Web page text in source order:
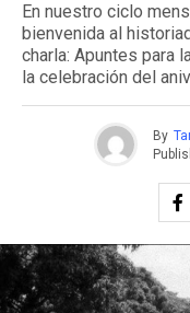
En nuestro ciclo
bienvenida al
charla: Apuntes para
la celebración del
By